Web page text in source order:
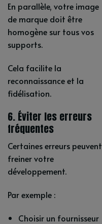
En parallèle, votre image
de marque doit être
homogène sur tous vos
supports.
Cela facilite la
reconnaissance et la
fidélisation.
6. Éviter les erreurs
fréquentes
Certaines erreurs peuvent
freiner votre
développement.
Par exemple :
Choisir un fournisseur